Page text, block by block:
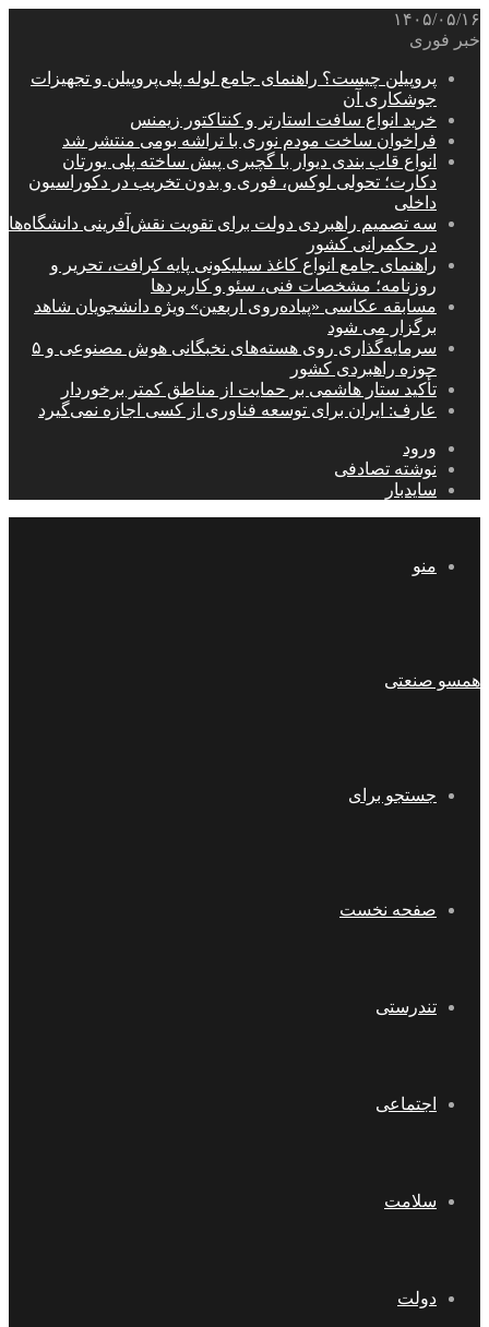
۱۴۰۵/۰۵/۱۶
خبر فوری
پروپیلن چیست؟ راهنمای جامع لوله پلی‌پروپیلن و تجهیزات
جوشکاری آن
خرید انواع سافت استارتر و کنتاکتور زیمنس
فراخوان ساخت مودم نوری با تراشه بومی منتشر شد
انواع قاب بندی دیوار با گچبری پیش ساخته پلی یورتان
دکارت؛ تحولی لوکس، فوری و بدون تخریب در دکوراسیون
داخلی
سه تصمیم راهبردی دولت برای تقویت نقش‌آفرینی دانشگاه‌ها
در حکمرانی کشور
راهنمای جامع انواع کاغذ سیلیکونی پایه کرافت، تحریر و
روزنامه؛ مشخصات فنی، سئو و کاربردها
مسابقه عکاسی «پیاده‌روی اربعین» ویژه دانشجویان شاهد
برگزار می شود
سرمایه‌گذاری روی هسته‌های نخبگانی هوش مصنوعی و ۵
حوزه راهبردی کشور
تأکید ستار هاشمی بر حمایت از مناطق کمتر برخوردار
عارف: ایران برای توسعه فناوری از کسی اجازه نمی‌گیرد
ورود
نوشته تصادفی
سایدبار
منو
همسو صنعتی
جستجو برای
صفحه نخست
تندرستی
اجتماعی
سلامت
دولت